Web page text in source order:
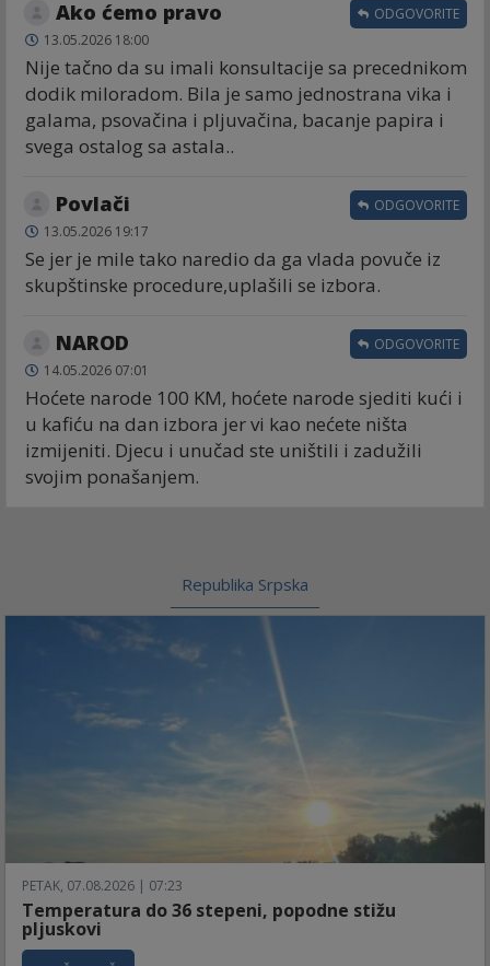
Ako ćemo pravo
13.05.2026 18:00
Nije tačno da su imali konsultacije sa precednikom
dodik miloradom. Bila je samo jednostrana vika i
galama, psovačina i pljuvačina, bacanje papira i
svega ostalog sa astala..
ODGOVORITE
Povlači
13.05.2026 19:17
Se jer je mile tako naredio da ga vlada povuče iz
skupštinske procedure,uplašili se izbora.
ODGOVORITE
NAROD
14.05.2026 07:01
Hoćete narode 100 KM, hoćete narode sjediti kući i
u kafiću na dan izbora jer vi kao nećete ništa
izmijeniti. Djecu i unučad ste uništili i zadužili
svojim ponašanjem.
ODGOVORITE
Republika Srpska
PETAK, 07.08.2026 | 07:23
Temperatura do 36 stepeni, popodne stižu
pljuskovi